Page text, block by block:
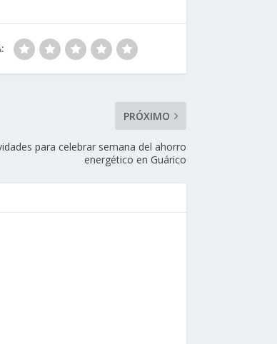
PRÓXIMO
para celebrar semana del ahorro
energético en Guárico